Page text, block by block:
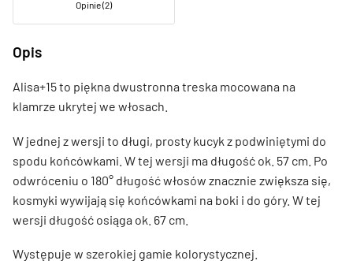
Opinie (2)
Opis
Alisa+15 to piękna dwustronna treska mocowana na
klamrze ukrytej we włosach.
W jednej z wersji to długi, prosty kucyk z podwiniętymi do
spodu końcówkami. W tej wersji ma długość ok. 57 cm. Po
odwróceniu o 180° długość włosów znacznie zwiększa się,
kosmyki wywijają się końcówkami na boki i do góry. W tej
wersji długość osiąga ok. 67 cm.
Występuje w szerokiej gamie kolorystycznej.